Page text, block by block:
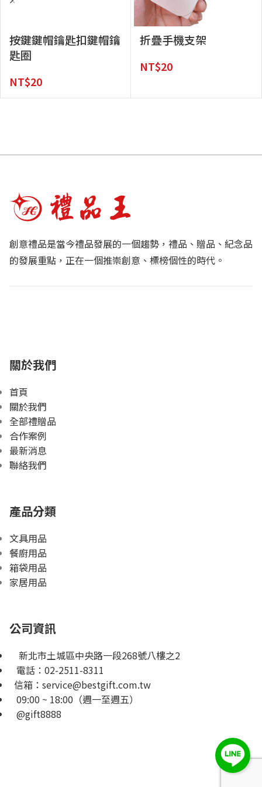
按鍵鍵帽鑰匙扣鍵帽鑰
匙圈
NT$20
折疊手機支架
NT$20
創意禮品是當今禮品發展的一個趨勢，禮品、贈品、紀念品
的發展重點，正在一個推崇創意、標榜個性的時代。
關於我們
首頁
關於我們
全部禮贈品
合作案例
最新消息
聯絡我們
產品分類
文具用品
餐廚用品
箱袋用品
家居用品
公司資訊
新北市土城區中央路一段268號八樓之2
電話： 02-2511-8311
信箱： service@bestgift.com.tw
09:00 ~ 18:00（週一至週五）
@gift8888